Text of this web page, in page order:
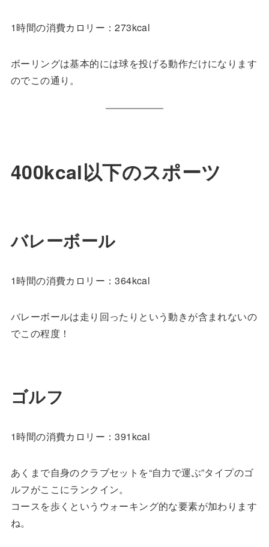
1時間の消費カロリー：273kcal
ボーリングは基本的には球を投げる動作だけになります
のでこの通り。
400kcal以下のスポーツ
バレーボール
1時間の消費カロリー：364kcal
バレーボールは走り回ったりという動きが含まれないの
でこの程度！
ゴルフ
1時間の消費カロリー：391kcal
あくまで自身のクラブセットを“自力で運ぶ”タイプのゴ
ルフがここにランクイン。
コースを歩くというウォーキング的な要素が加わります
ね。